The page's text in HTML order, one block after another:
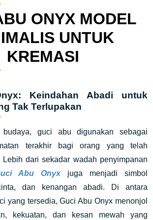
ONYX MODEL
UNTUK
KREMASI
Keindahan Abadi untuk
Tak Terlupakan
budaya, guci abu digunakan sebagai
terakhir bagi orang yang telah
dari sekadar wadah penyimpanan
Abu Onyxjuga menjadi simbol
dan kenangan abadi. Di antara
yang tersedia,Guci Abu Onyxmenonjol
kekuatan, dan kesan mewah yang